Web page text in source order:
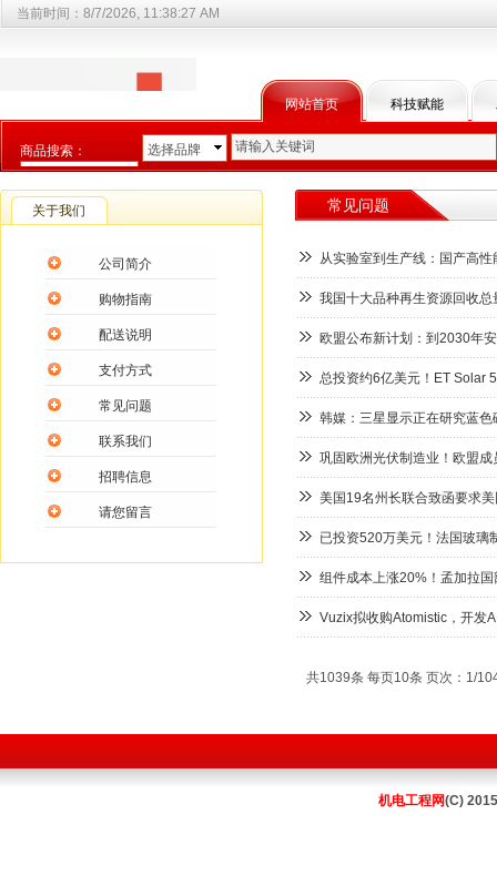
网站首页 科技赋能
当前时间： 8/7/2026, 11:38:27 AM
商品搜索：
选择商品分类
选择品牌
关于我们
公司简介
购物指南
配送说明
支付方式
常见问题
联系我们
招聘信息
请您留言
常见问题
从实验室到生产线：国产高
我国十大品种再生资源回收
欧盟公布新计划：到2030年
总投资约6亿美元！ET Solar
韩媒：三星显示正在研究蓝
巩固欧洲光伏制造业！欧盟成
美国19名州长联合致函要求
已投资520万美元！法国玻璃
组件成本上涨20%！孟加拉国
Vuzix拟收购Atomistic，开发
共1039条 每页10条 页次：1/
机电工程网(C)